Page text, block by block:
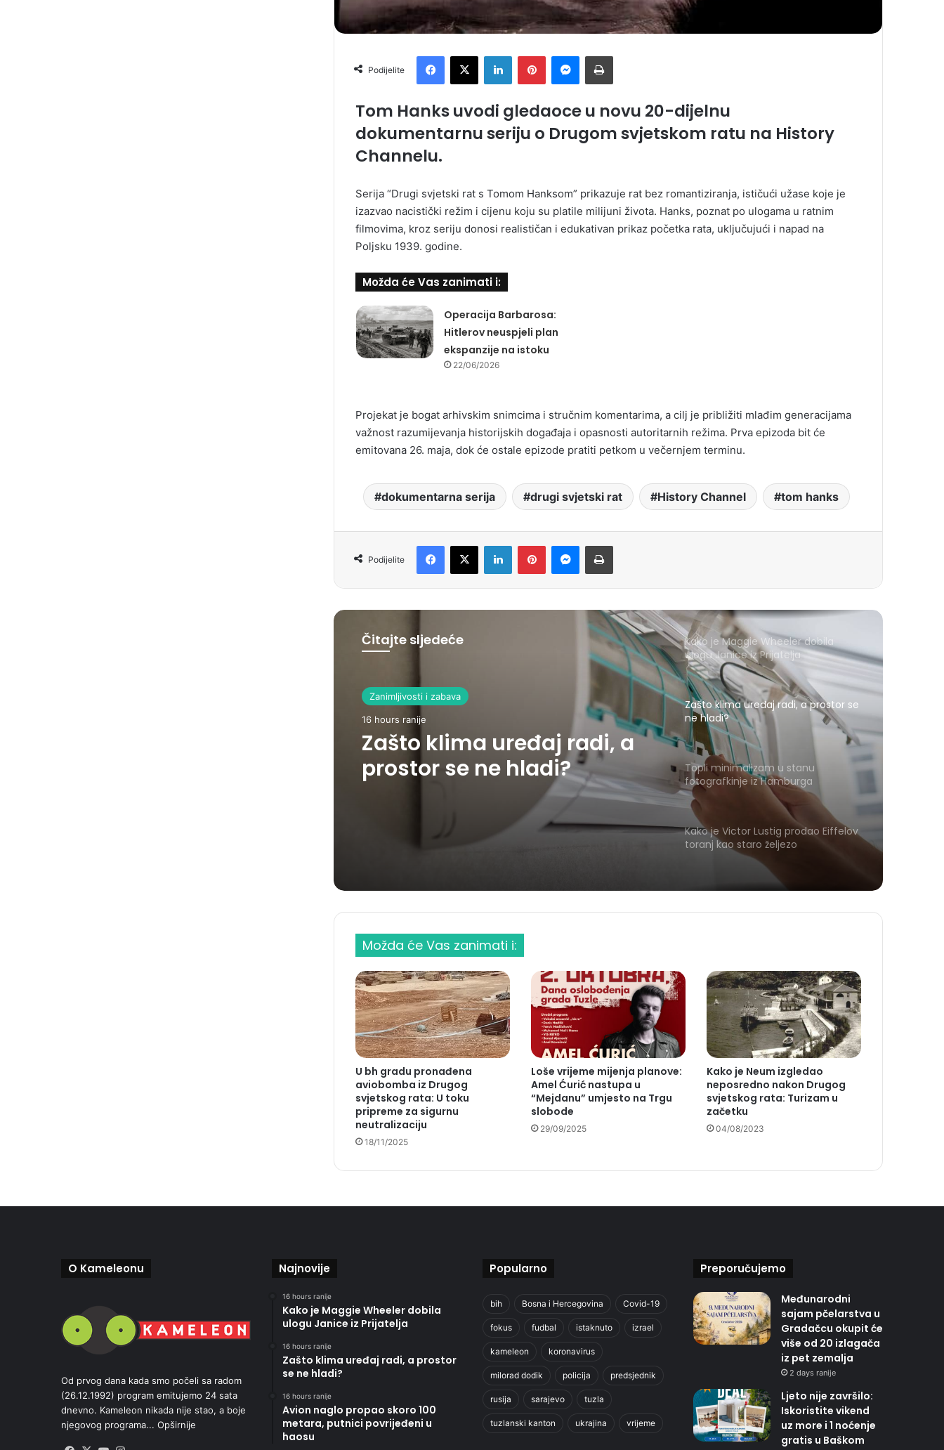
Podijelite
Tom Hanks uvodi gledaoce u novu 20-dijelnu
dokumentarnu seriju o Drugom svjetskom ratu na History
Channelu.
Serija “Drugi svjetski rat s Tomom Hanksom” prikazuje rat bez romantiziranja, ističući užase koje je
izazvao nacistički režim i cijenu koju su platile milijuni života. Hanks, poznat po ulogama u ratnim
filmovima, kroz seriju donosi realističan i edukativan prikaz početka rata, uključujući i napad na
Poljsku 1939. godine.
Možda će Vas zanimati i:
Operacija Barbarosa:
Hitlerov neuspjeli plan
ekspanzije na istoku
22/06/2026
Projekat je bogat arhivskim snimcima i stručnim komentarima, a cilj je približiti mlađim generacijama
važnost razumijevanja historijskih događaja i opasnosti autoritarnih režima. Prva epizoda bit će
emitovana 26. maja, dok će ostale epizode pratiti petkom u večernjem terminu.
dokumentarna serija drugi svjetski rat History Channel tom hanks
Podijelite
Čitajte sljedeće
Zanimljivosti i zabava
16 hours ranije
Zašto klima uređaj radi, a
prostor se ne hladi?
Kako je Maggie Wheeler dobila
ulogu Janice iz Prijatelja
Zašto klima uređaj radi, a prostor se
ne hladi?
Topli minimalizam u stanu
fotografkinje iz Hamburga
Kako je Victor Lustig prodao Eiffelov
toranj kao staro željezo
Možda će Vas zanimati i:
U bh gradu pronađena
aviobomba iz Drugog
svjetskog rata: U toku
pripreme za sigurnu
neutralizaciju
18/11/2025
Loše vrijeme mijenja planove:
Amel Ćurić nastupa u
“Mejdanu” umjesto na Trgu
slobode
29/09/2025
Kako je Neum izgledao
neposredno nakon Drugog
svjetskog rata: Turizam u
začetku
04/08/2023
O Kameleonu
Od prvog dana kada smo počeli sa radom
(26.12.1992) program emitujemo 24 sata
dnevno. Kameleon nikada nije stao, a boje
njegovog programa... Opširnije
Najnovije
16 hours ranije
Kako je Maggie Wheeler dobila
ulogu Janice iz Prijatelja
16 hours ranije
Zašto klima uređaj radi, a prostor
se ne hladi?
16 hours ranije
Avion naglo propao skoro 100
metara, putnici povrijeđeni u
haosu
Popularno
bih Bosna i Hercegovina Covid-19
fokus fudbal istaknuto izrael
kameleon koronavirus
milorad dodik policija predsjednik
rusija sarajevo tuzla
tuzlanski kanton ukrajina vrijeme
Preporučujemo
Međunarodni
sajam pčelarstva u
Gradačcu okupit će
više od 20 izlagača
iz pet zemalja
2 days ranije
Ljeto nije završilo:
Iskoristite vikend
uz more i 1 noćenje
gratis u Baškom